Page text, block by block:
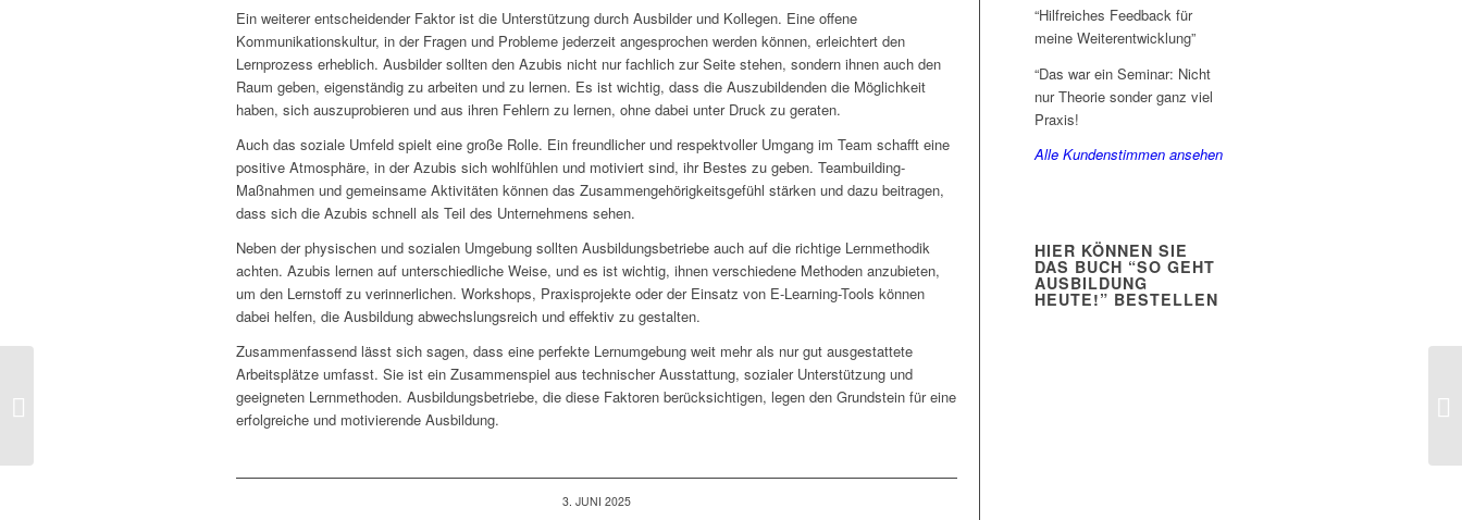
Ein weiterer entscheidender Faktor ist die Unterstützung durch Ausbilder und Kollegen. Eine offene
Kommunikationskultur, in der Fragen und Probleme jederzeit angesprochen werden können, erleichtert den
Lernprozess erheblich. Ausbilder sollten den Azubis nicht nur fachlich zur Seite stehen, sondern ihnen auch den
Raum geben, eigenständig zu arbeiten und zu lernen. Es ist wichtig, dass die Auszubildenden die Möglichkeit
haben, sich auszuprobieren und aus ihren Fehlern zu lernen, ohne dabei unter Druck zu geraten.
Auch das soziale Umfeld spielt eine große Rolle. Ein freundlicher und respektvoller Umgang im Team schafft eine
positive Atmosphäre, in der Azubis sich wohlfühlen und motiviert sind, ihr Bestes zu geben. Teambuilding-
Maßnahmen und gemeinsame Aktivitäten können das Zusammengehörigkeitsgefühl stärken und dazu beitragen,
dass sich die Azubis schnell als Teil des Unternehmens sehen.
Neben der physischen und sozialen Umgebung sollten Ausbildungsbetriebe auch auf die richtige Lernmethodik
achten. Azubis lernen auf unterschiedliche Weise, und es ist wichtig, ihnen verschiedene Methoden anzubieten,
um den Lernstoff zu verinnerlichen. Workshops, Praxisprojekte oder der Einsatz von E-Learning-Tools können
dabei helfen, die Ausbildung abwechslungsreich und effektiv zu gestalten.
Zusammenfassend lässt sich sagen, dass eine perfekte Lernumgebung weit mehr als nur gut ausgestattete
Arbeitsplätze umfasst. Sie ist ein Zusammenspiel aus technischer Ausstattung, sozialer Unterstützung und
geeigneten Lernmethoden. Ausbildungsbetriebe, die diese Faktoren berücksichtigen, legen den Grundstein für eine
erfolgreiche und motivierende Ausbildung.
3. JUNI 2025
“Hilfreiches Feedback für
meine Weiterentwicklung”
“Das war ein Seminar: Nicht
nur Theorie sonder ganz viel
Praxis!
Alle Kundenstimmen ansehen
HIER KÖNNEN SIE
DAS BUCH “SO GEHT
AUSBILDUNG
HEUTE!” BESTELLEN